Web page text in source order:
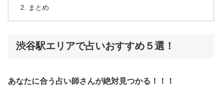
まとめ
渋谷駅エリアで占いおすすめ５選！
あなたに合う占い師さんが絶対見つかる！！！